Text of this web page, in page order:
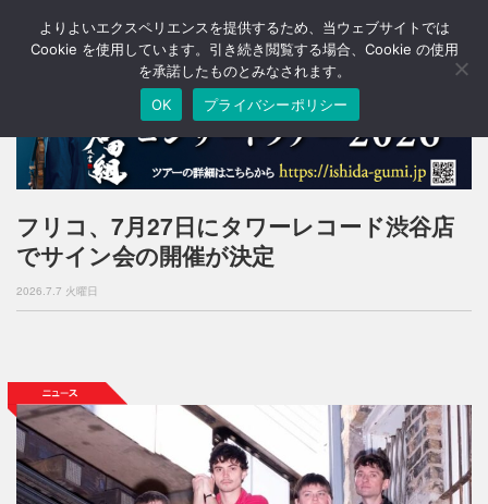
T
o
a
v
i
g
o
フリコ、7月27日にタワーレコード渋谷店
でサイン会の開催が決定
2026.7.7 火曜日
よりよいエクスペリエンスを提供するため、当ウェブサイトでは
Cookie を使用しています。引き続き閲覧する場合、Cookie の使用
を承諾したものとみなされます。
OK
プライバシーポリシー